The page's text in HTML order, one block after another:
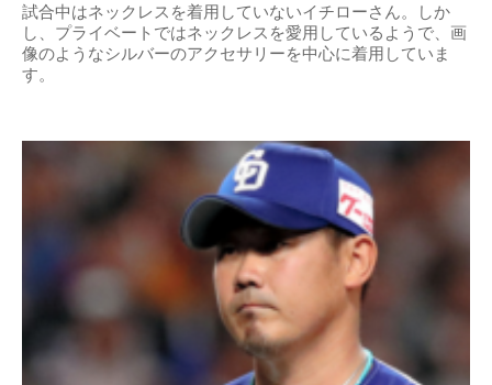
試合中はネックレスを着用していないイチローさん。しか
し、プライベートではネックレスを愛用しているようで、画
像のようなシルバーのアクセサリーを中心に着用していま
す。